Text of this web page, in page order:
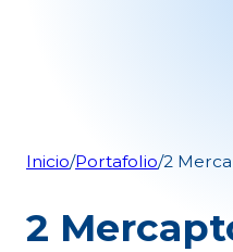
Inicio/Portafolio/2
2